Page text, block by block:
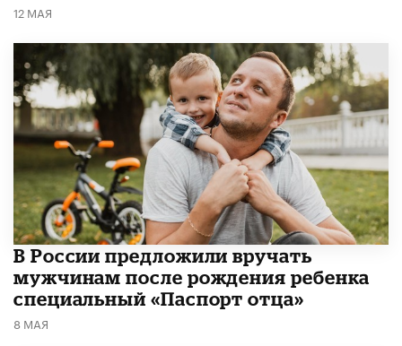
12 МАЯ
В России предложили вручать
мужчинам после рождения ребенка
специальный «Паспорт отца»
8 МАЯ